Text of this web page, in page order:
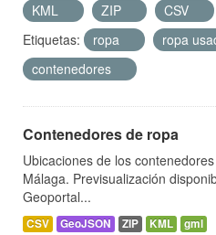
KML
ZIP CSV
Etiquetas:
ropa ropa
contenedores
Contenedores de ropa
Ubicaciones de los
Málaga. Previsualización
Geoportal...
CSV GeoJSON ZIP KML gml